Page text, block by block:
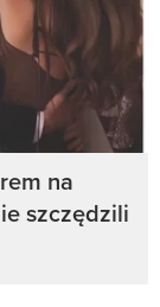
na
szczędzili